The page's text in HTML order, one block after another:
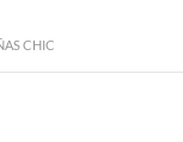
CHIC